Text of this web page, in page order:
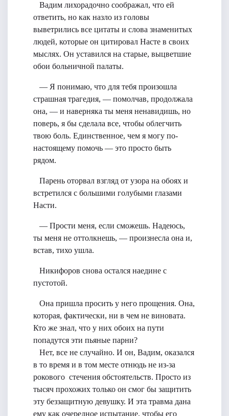
Вадим лихорадочно соображал, что ей
ответить, но как назло из головы
выветрились все цитаты и слова знаменитых
людей, которые он цитировал Насте в своих
мыслях. Он уставился на старые, выцветшие
обои больничной палаты.
— Я понимаю, что для тебя произошла
страшная трагедия, — помолчав, продолжала
она, — и наверняка ты меня ненавидишь, но
поверь, я бы сделала все, чтобы облегчить
твою боль. Единственное, чем я могу по-
настоящему помочь — это просто быть
рядом.
Парень оторвал взгляд от узора на обоях и
встретился с большими голубыми глазами
Насти.
— Прости меня, если сможешь. Надеюсь,
ты меня не оттолкнешь, — произнесла она и,
встав, тихо ушла.
Никифоров снова остался наедине с
пустотой.
Она пришла просить у него прощения. Она,
которая, фактически, ни в чем не виновата.
Кто же знал, что у них обоих на пути
попадутся эти пьяные парни?
Нет, все не случайно. И он, Вадим, оказался
в то время и в том месте отнюдь не из-за
рокового стечения обстоятельств. Просто из
тысяч прохожих только он смог бы защитить
эту беззащитную девушку. И эта травма дана
ему как очередное испытание, чтобы его